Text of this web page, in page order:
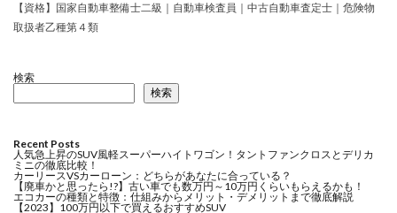
【資格】国家自動車整備士二級｜自動車検査員｜中古自動車査定士｜危険物
取扱者乙種第４類
検索
検索
Recent Posts
人気急上昇のSUV風軽スーパーハイトワゴン！タントファンクロスとデリカ
ミニの徹底比較！
カーリースVSカーローン：どちらがあなたに合っている？
【廃車かと思ったら!?】古い車でも数万円～10万円くらいもらえるかも！
エコカーの種類と特徴：仕組みからメリット・デメリットまで徹底解説
【2023】100万円以下で買えるおすすめSUV